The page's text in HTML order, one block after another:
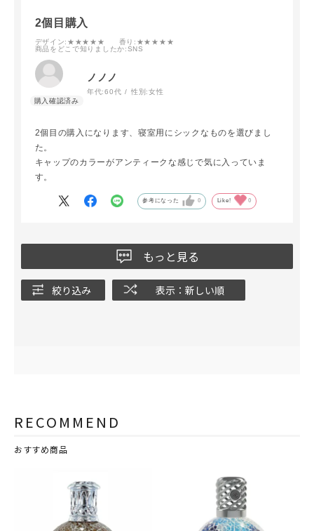
2個目購入
デザイン:★★★★★ 香り :★★★★★
商品をどこで知りましたか:SNS
ノノノ
年代:60代 性別:女性
2個目の購入になります、寝室用にシックなものを選びまし
た。
キャップのカラーがアンティークな感じで気に入っていま
す。
参考になった 0 Like! 0
もっと見る
絞り込み 表示：新しい順
RECOMMEND
おすすめ商品